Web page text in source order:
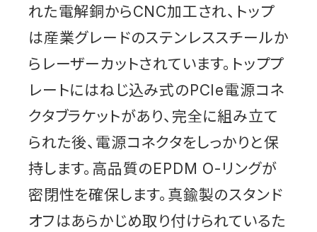
れた電解銅からCNC加工され、トップ
は産業グレードのステンレススチールか
らレーザーカットされています。トッププ
レートにはねじ込み式のPCIe電源コネ
クタブラケットがあり、完全に組み立て
られた後、電源コネクタをしっかりと保
持します。高品質のEPDM O-リングが
密閉性を確保します。真鍮製のスタンド
オフはあらかじめ取り付けられているた